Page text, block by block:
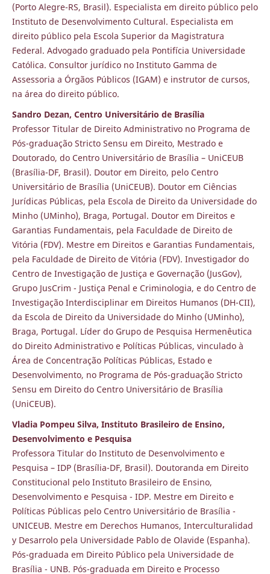
(Porto Alegre-RS, Brasil). Especialista em direito público pelo
Instituto de Desenvolvimento Cultural. Especialista em
direito público pela Escola Superior da Magistratura
Federal. Advogado graduado pela Pontifícia Universidade
Católica. Consultor jurídico no Instituto Gamma de
Assessoria a Órgãos Públicos (IGAM) e instrutor de cursos,
na área do direito público.
Sandro Dezan, Centro Universitário de Brasília
Professor Titular de Direito Administrativo no Programa de
Pós-graduação Stricto Sensu em Direito, Mestrado e
Doutorado, do Centro Universitário de Brasília – UniCEUB
(Brasília-DF, Brasil). Doutor em Direito, pelo Centro
Universitário de Brasília (UniCEUB). Doutor em Ciências
Jurídicas Públicas, pela Escola de Direito da Universidade do
Minho (UMinho), Braga, Portugal. Doutor em Direitos e
Garantias Fundamentais, pela Faculdade de Direito de
Vitória (FDV). Mestre em Direitos e Garantias Fundamentais,
pela Faculdade de Direito de Vitória (FDV). Investigador do
Centro de Investigação de Justiça e Governação (JusGov),
Grupo JusCrim - Justiça Penal e Criminologia, e do Centro de
Investigação Interdisciplinar em Direitos Humanos (DH-CII),
da Escola de Direito da Universidade do Minho (UMinho),
Braga, Portugal. Líder do Grupo de Pesquisa Hermenêutica
do Direito Administrativo e Políticas Públicas, vinculado à
Área de Concentração Políticas Públicas, Estado e
Desenvolvimento, no Programa de Pós-graduação Stricto
Sensu em Direito do Centro Universitário de Brasília
(UniCEUB).
Vladia Pompeu Silva, Instituto Brasileiro de Ensino,
Desenvolvimento e Pesquisa
Professora Titular do Instituto de Desenvolvimento e
Pesquisa – IDP (Brasília-DF, Brasil). Doutoranda em Direito
Constitucional pelo Instituto Brasileiro de Ensino,
Desenvolvimento e Pesquisa - IDP. Mestre em Direito e
Políticas Públicas pelo Centro Universitário de Brasília -
UNICEUB. Mestre em Derechos Humanos, Interculturalidad
y Desarrolo pela Universidade Pablo de Olavide (Espanha).
Pós-graduada em Direito Público pela Universidade de
Brasília - UNB. Pós-graduada em Direito e Processo